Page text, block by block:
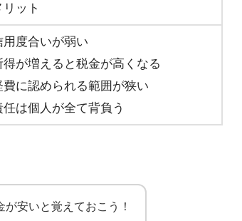
リット
用度合いが弱い
得が増えると税金が高くなる
費に認められる範囲が狭い
任は個人が全て背負う
安いと覚えておこう！